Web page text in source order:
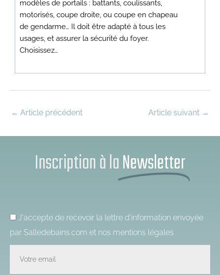
modèles de portails : battants, coulissants,
motorisés, coupe droite, ou coupe en chapeau
de gendarme… Il doit être adapté à tous les
usages, et assurer la sécurité du foyer.
Choisissez…
← Article précédent Article suivant →
Inscription à laNewsletter
J'accepte de recevoir la lettre d'information envoyée
par Salledebains.com et nos mentions légales